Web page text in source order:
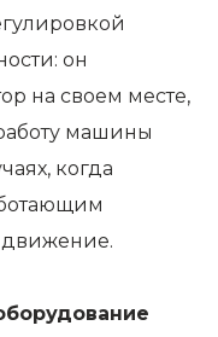
он
на своем месте,
машины
когда